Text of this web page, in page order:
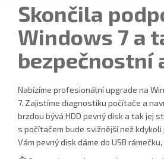
Skončila
Windows 7 a
bezpečnostní
Nabízíme profesionální upgrade na
7. Zajistíme diagnostiku počítače a
brzdou bývá HDD pevný disk a tak jej
s počítačem bude svižnější než
Vám pevný disk dáme do USB